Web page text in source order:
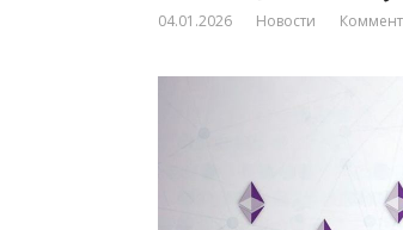
04.01.2026 Новости